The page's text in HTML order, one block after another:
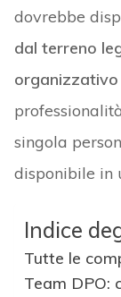
dovrebbe
dal terreno
singola
disponibile in
Indice
Tutte le
Team DPO: